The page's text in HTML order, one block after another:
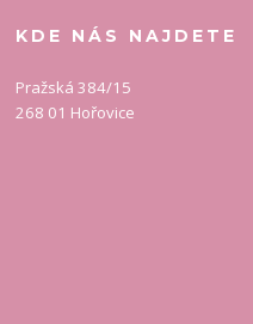
KDE NÁS NAJDETE
Pražská 384/15
268 01 Hořovice